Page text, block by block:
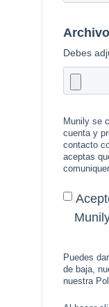
Debes
Munily se
cuenta y
contacto
aceptas
Puedes
de baja,
nuestra